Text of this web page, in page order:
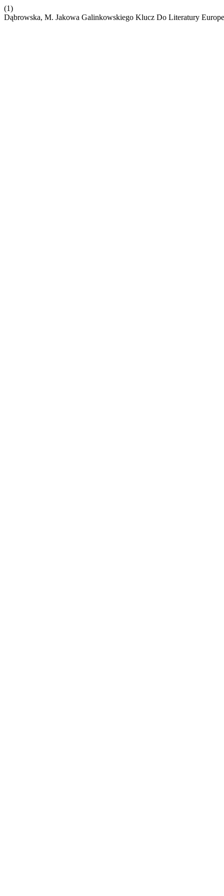
(1)
Dąbrowska, M. Jakowa Galinkowskiego Klucz Do Literatury